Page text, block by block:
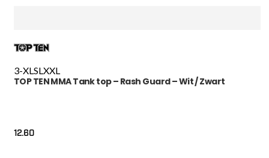
3-XLSLXXL
TOP TEN MMA Tank top – Rash Guard – Wit / Zwart
12.60